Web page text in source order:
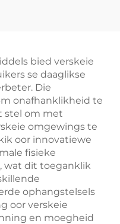
bied verskeie
se daaglikse
Die
onafhanklikheid te
stel om met
omgewings te
oor innovatiewe
fisieke
wat dit toeganklik
ophangstelsels
oor verskeie
en moegheid